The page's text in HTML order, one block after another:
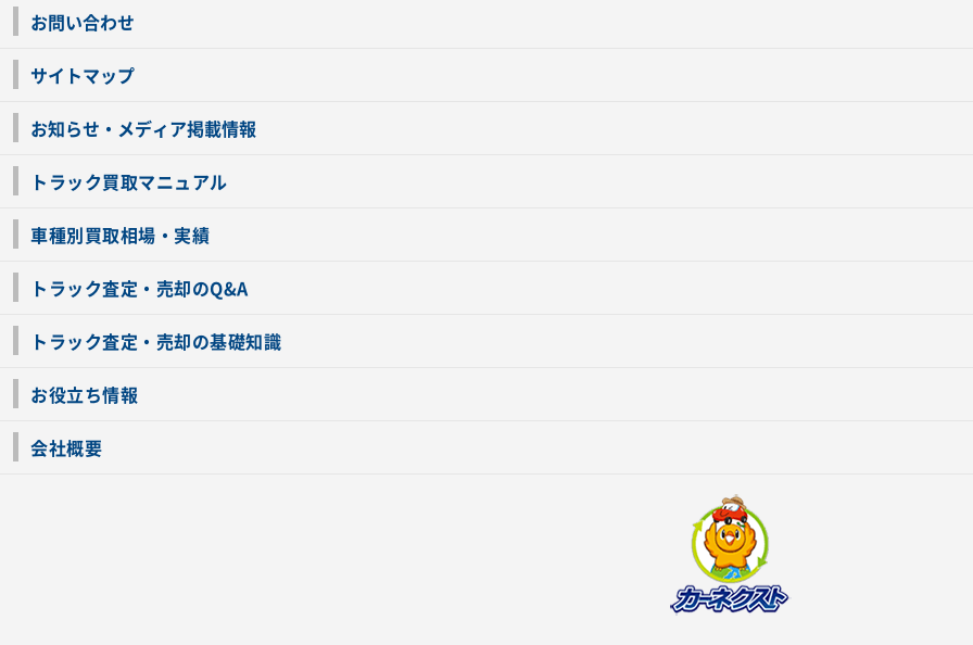
お問い合わせ
サイトマップ
お知らせ・メディア掲載情報
トラック買取マニュアル
車種別買取相場・実績
トラック査定・売却のQ&A
トラック査定・売却の基礎知識
お役立ち情報
会社概要